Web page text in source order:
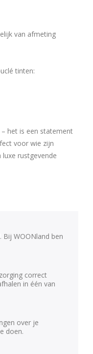
van afmeting
tinten:
het is een statement
voor wie zijn
rustgevende
Bij WOONland ben
correct
in één van
over je
doen.